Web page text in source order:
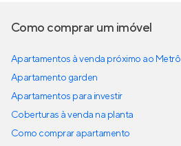
Como comprar um imóvel
Apartamentos à venda próximo ao Metrô
Apartamento garden
Apartamentos para investir
Coberturas à venda na planta
Como comprar apartamento